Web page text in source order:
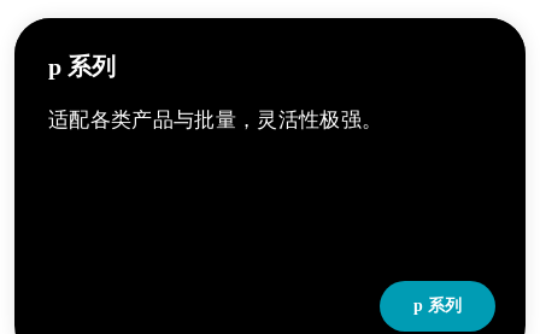
p 系列
适配各类产品与批量，灵活性极强。
p 系列